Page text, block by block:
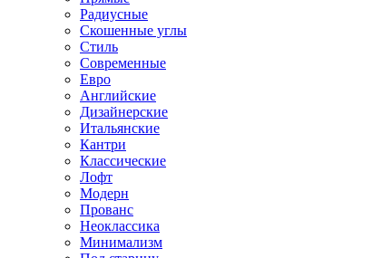
Радиусные
Скошенные углы
Стиль
Современные
Евро
Английские
Дизайнерские
Итальянские
Кантри
Классические
Лофт
Модерн
Прованс
Неоклассика
Минимализм